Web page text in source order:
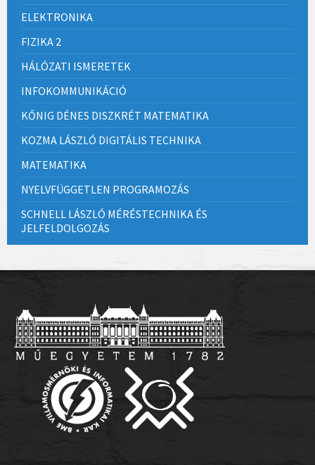
ELEKTRONIKA
FIZIKA 2
HÁLÓZATI ISMERETEK
INFOKOMMUNIKÁCIÓ
KŐNIG DÉNES DISZKRÉT MATEMATIKA
KOZMA LÁSZLÓ DIGITÁLIS TECHNIKA
MATEMATIKA
NYELVFÜGGETLEN PROGRAMOZÁS
SCHNELL LÁSZLÓ MÉRÉSTECHNIKA ÉS
JELFELDOLGOZÁS